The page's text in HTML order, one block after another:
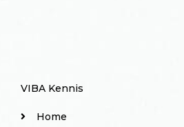
VIBA Kennis
Home